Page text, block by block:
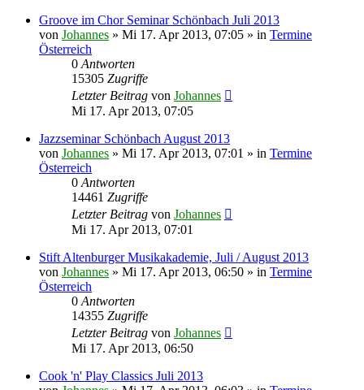
Groove im Chor Seminar Schönbach Juli 2013
von Johannes » Mi 17. Apr 2013, 07:05 » in Termine
Österreich
0 Antworten
15305 Zugriffe
Letzter Beitrag von Johannes
Mi 17. Apr 2013, 07:05
Jazzseminar Schönbach August 2013
von Johannes » Mi 17. Apr 2013, 07:01 » in Termine
Österreich
0 Antworten
14461 Zugriffe
Letzter Beitrag von Johannes
Mi 17. Apr 2013, 07:01
Stift Altenburger Musikakademie, Juli / August 2013
von Johannes » Mi 17. Apr 2013, 06:50 » in Termine
Österreich
0 Antworten
14355 Zugriffe
Letzter Beitrag von Johannes
Mi 17. Apr 2013, 06:50
Cook 'n' Play Classics Juli 2013